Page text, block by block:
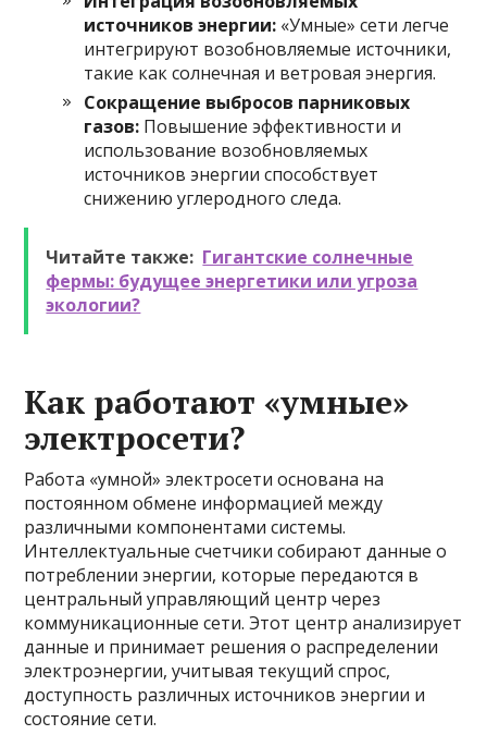
источников энергии: «Умные» сети легче
интегрируют возобновляемые источники,
такие как солнечная и ветровая энергия.
Сокращение выбросов парниковых
газов: Повышение эффективности и
использование возобновляемых
источников энергии способствует
снижению углеродного следа.
Читайте также: Гигантские солнечные
фермы: будущее энергетики или угроза
экологии?
Как работают «умные»
электросети?
Работа «умной» электросети основана на
постоянном обмене информацией между
различными компонентами системы.
Интеллектуальные счетчики собирают данные о
потреблении энергии, которые передаются в
центральный управляющий центр через
коммуникационные сети. Этот центр анализирует
данные и принимает решения о распределении
электроэнергии, учитывая текущий спрос,
доступность различных источников энергии и
состояние сети.